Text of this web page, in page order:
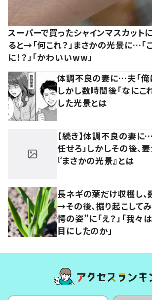
スーパーで買ったシャインマスカット
ると→「何これ？」まさかの光景に…「
に！？」「かわいいww」
体調不良の妻に…夫「俺
しかし数時間後「なに
した光景とは
【続き】体調不良の妻に
任せろ」しかしその後、
『まさかの光景』とは
長ネギの葉だけ収穫し
→その後、掘り起こして
愕の姿”に「え？」「我
目にしたのか」